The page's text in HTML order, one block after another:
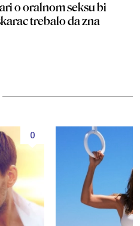
o oralnom seksu bi
trebalo da zna
0